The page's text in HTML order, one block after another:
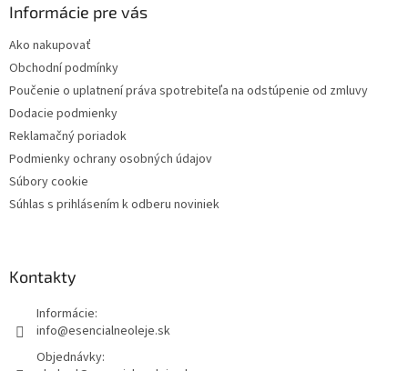
Informácie pre vás
Ako nakupovať
Obchodní podmínky
Poučenie o uplatnení práva spotrebiteľa na odstúpenie od zmluvy
Dodacie podmienky
Reklamačný poriadok
Podmienky ochrany osobných údajov
Súbory cookie
Súhlas s prihlásením k odberu noviniek
Kontakty
Informácie:
info@esencialneoleje.sk
Objednávky: